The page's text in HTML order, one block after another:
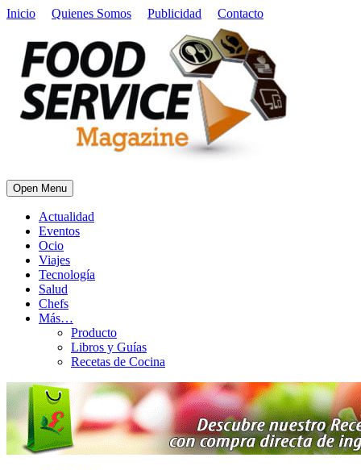
Inicio Quienes Somos Publicidad Contacto
Open Menu
Actualidad
Eventos
Ocio
Viajes
Tecnología
Salud
Chefs
Más…
Producto
Libros y Guías
Recetas de Cocina